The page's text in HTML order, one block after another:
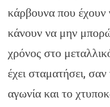
κάρβουνα που έχουν
κάνουν να μην
χρόνος στο
έχει σταματήσει,
αγωνία και το